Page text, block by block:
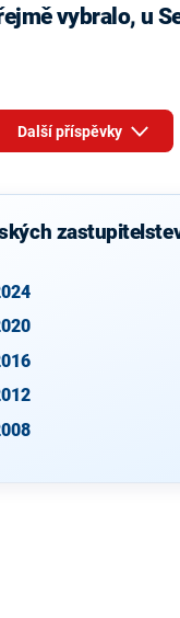
vybralo, u
Další příspěvky